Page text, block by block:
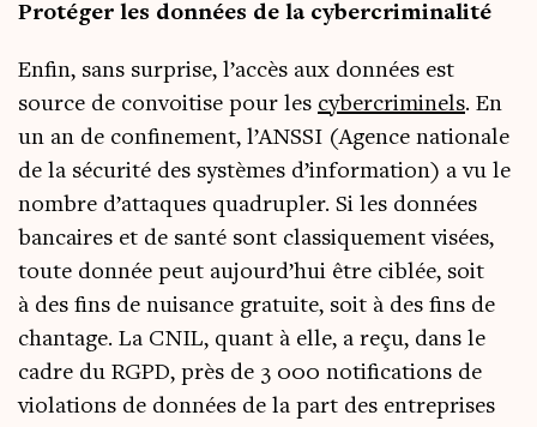
Pro­té­ger les don­nées de la cybercriminalité
Enfin, sans sur­prise, l’accès aux don­nées est
source de convoi­tise pour les cyber­cri­mi­nels. En
un an de confi­ne­ment, l’ANSSI (Agence natio­nale
de la sécu­ri­té des sys­tèmes d’in­for­ma­tion) a vu le
nombre d’attaques qua­dru­pler. Si les don­nées
ban­caires et de san­té sont clas­si­que­ment visées,
toute don­née peut aujourd’hui être ciblée, soit
à des fins de nui­sance gra­tuite, soit à des fins de
chan­tage. La CNIL, quant à elle, a reçu, dans le
cadre du RGPD, près de 3 000 noti­fi­ca­tions de
vio­la­tions de don­nées de la part des entre­prises